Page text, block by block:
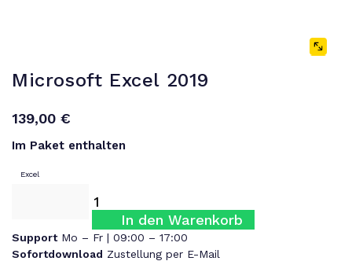
Microsoft Excel 2019
139,00 €
Im Paket enthalten
Excel
In den Warenkorb
Support Mo – Fr | 09:00 – 17:00
Sofortdownload Zustellung per E-Mail